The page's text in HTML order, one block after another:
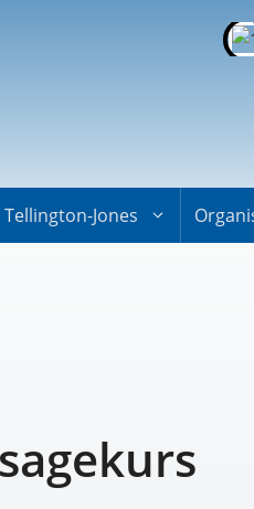
Jones